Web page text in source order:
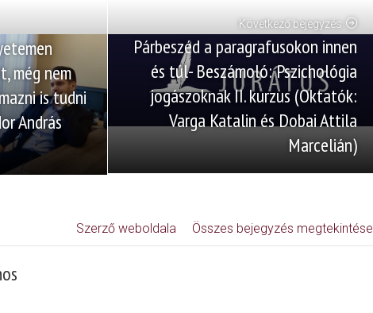
még nem
is tudni
András
Következő bejegyzés
Párbeszéd a paragrafusokon innen
és túl- Beszámoló: Pszichológia
jogászoknak II. kurzus (Oktatók:
Varga Katalin és Dobai Attila
Marcelián)
Összes bejegyzés megtekintése
Szerző weboldala